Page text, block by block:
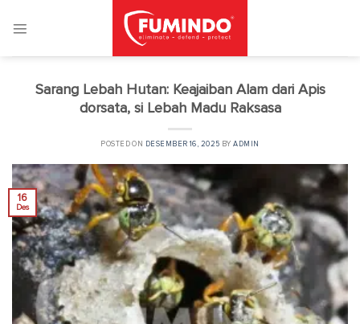
Sarang Lebah Hutan: Keajaiban Alam dari Apis
dorsata, si Lebah Madu Raksasa
POSTED ON DESEMBER 16, 2025 BYADMIN
16
Des